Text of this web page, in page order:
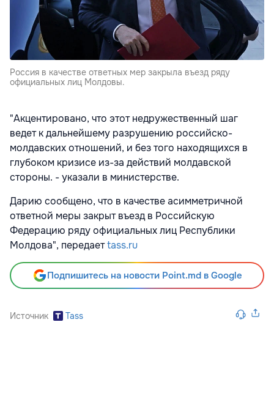
Россия в качестве ответных мер закрыла въезд ряду
официальных лиц Молдовы.
"Акцентировано, что этот недружественный шаг
ведет к дальнейшему разрушению российско-
молдавских отношений, и без того находящихся в
глубоком кризисе из-за действий молдавской
стороны. - указали в министерстве.
Дарию сообщено, что в качестве асимметричной
ответной меры закрыт въезд в Российскую
Федерацию ряду официальных лиц Республики
Молдова", передаетtass.ru
Подпишитесь на новости Point.md в Google
Источник Tass